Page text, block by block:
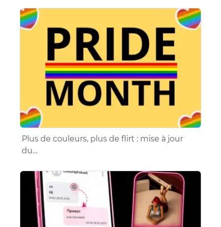
Plus de couleurs, plus de flirt : mise à jour
du…